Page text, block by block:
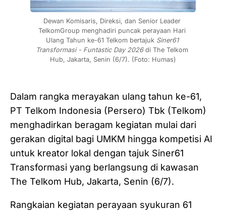
Dewan Komisaris, Direksi, dan Senior Leader
TelkomGroup menghadiri puncak perayaan Hari
Ulang Tahun ke-61 Telkom bertajuk Siner61
Transformasi - Funtastic Day 2026 di The Telkom
Hub, Jakarta, Senin (6/7). (Foto: Humas)
Dalam rangka merayakan ulang tahun ke-61,
PT Telkom Indonesia (Persero) Tbk (Telkom)
menghadirkan beragam kegiatan mulai dari
gerakan digital bagi UMKM hingga kompetisi AI
untuk kreator lokal dengan tajuk Siner61
Transformasi yang berlangsung di kawasan
The Telkom Hub, Jakarta, Senin (6/7).
Rangkaian kegiatan perayaan syukuran 61